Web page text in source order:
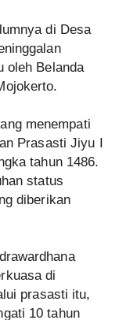
di Desa
oleh Belanda
menempati
Prasasti Jiyu I
tahun 1486.
status
diberikan
di
prasasti itu,
10 tahun